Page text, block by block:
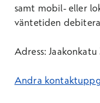
samt mobil- eller
väntetiden
Adress:
Andra